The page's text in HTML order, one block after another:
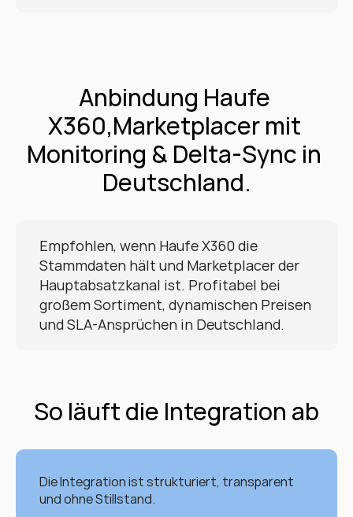
Anbindung Haufe
X360,Marketplacer mit
Monitoring & Delta-Sync in
Deutschland.
Empfohlen, wenn Haufe X360 die
Stammdaten hält und Marketplacer der
Hauptabsatzkanal ist. Profitabel bei
großem Sortiment, dynamischen Preisen
und SLA-Ansprüchen in Deutschland.
So läuft die Integration ab
Die Integration ist strukturiert, transparent
und ohne Stillstand.